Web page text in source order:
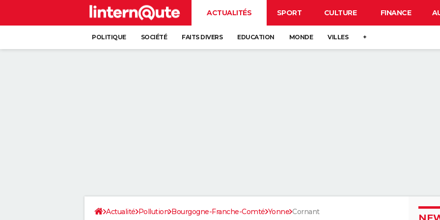
ACTUALITÉS SPORT CULTURE FINANCE
POLITIQUE SOCIÉTÉ FAITS DIVERS EDUCATION MONDE VILLES +
Actualité Pollution Bourgogne-Franche-Comté Yonne Cornant